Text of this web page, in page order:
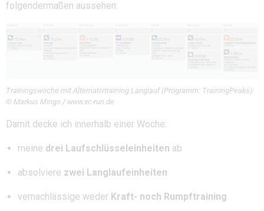
folgendermaßen aussehen:
Trainingswoche mit Alternativtraining Langlauf (Programm: TrainingPeaks)
© Markus Mingo / www.xc-run.de
Damit decke ich innerhalb einer Woche:
meine drei Laufschlüsseleinheiten ab
absolviere zwei Langlaufeinheiten
vernachlässige weder Kraft- noch Rumpftraining